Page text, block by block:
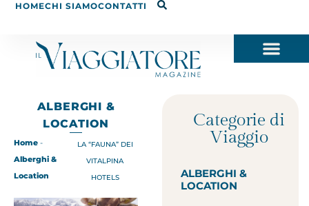
HOMECHI SIAMOCONTATTI
ALBERGHI &
LOCATION
Home -
Alberghi &
Location
LA “FAUNA” DEI
VITALPINA
HOTELS
Categorie di
Viaggio
ALBERGHI &
LOCATION